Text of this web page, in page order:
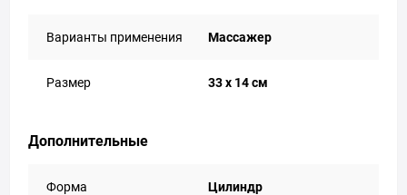
Варианты применения Массажер
Размер 33 x 14 см
Дополнительные
Форма Цилиндр